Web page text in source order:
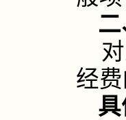
经